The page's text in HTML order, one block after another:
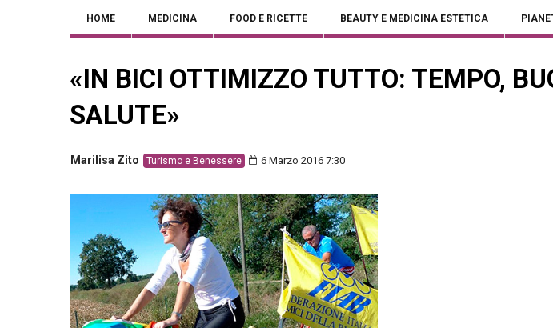
HOME MEDICINA FOOD E RICETTE BEAUTY E MEDICINA ESTETICA
«IN BICI OTTIMIZZO TUTTO: TEMPO,
SALUTE»
Marilisa Zito Turismo e Benessere 6 Marzo 2016 7:30